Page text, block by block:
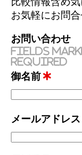
お気軽にお問合
お問い合わせ
Fields
required
御名前*
メールアドレ